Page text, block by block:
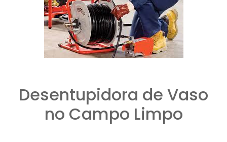
Desentupidora de Vaso
no Campo Limpo